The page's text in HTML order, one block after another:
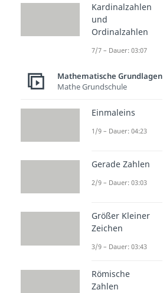
Kommut
ativgeset
Dauer: 03:31
vgesetz
Kardinalzahlen
und
Ordinalzahlen
7/7 – Dauer: 03:07
Mathematische Grundlagen
Mathe Grundschule
Einmaleins
1/9 – Dauer: 04:23
Gerade Zahlen
2/9 – Dauer: 03:03
Größer Kleiner
Zeichen
3/9 – Dauer: 03:43
Römische
Zahlen